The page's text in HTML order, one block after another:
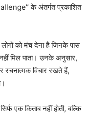
के अंतर्गत प्रकाशित
को मंच देना है जिनके पास
मिल पाता। उनके अनुसार,
विचार रखते हैं,
एक किताब नहीं होती, बल्कि